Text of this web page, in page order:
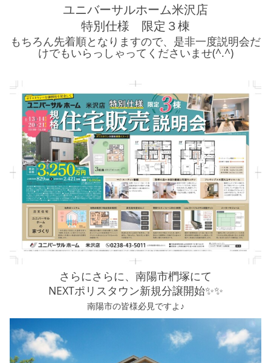
ション
キャンペーン・ コラボ情報
家づくりの知識
企業情報
お問い合わせ
ユニバーサルホーム米沢店
特別仕様 限定３棟
もちろん先着順となりますので、是非一度説明会だ
けでもいらっしゃってくださいませ(^.^)
さらにさらに、南陽市椚塚にて
NEXTポリスタウン新規分譲開始✨✨
南陽市の皆様必見ですよ♪